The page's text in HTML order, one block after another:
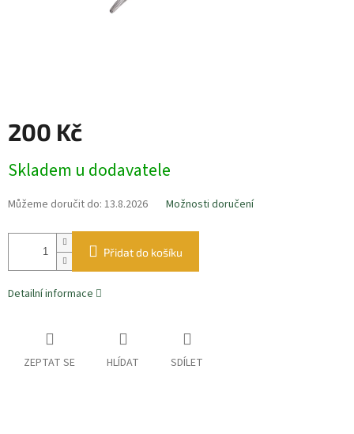
200 Kč
cena:
Skladem u dodavatele
Můžeme doručit do: 13.8.2026 Možnosti doručení
Přidat do košíku
Detailní informace
ZEPTAT SE HLÍDAT SDÍLET